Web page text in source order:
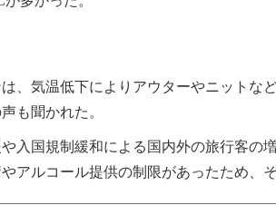
、気温低下によりアウターやニットな
も聞かれた。
入国規制緩和による国内外の旅行客の
アルコール提供の制限があったため、